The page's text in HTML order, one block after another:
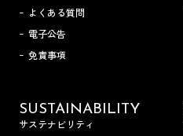
よくある質問
電子公告
免責事項
SUSTAINABILITY
サステナビリティ